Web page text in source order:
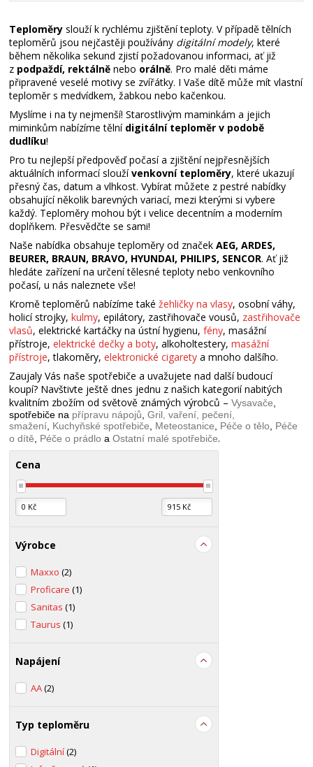
Teploměryslouží k rychlému zjištění teploty. V případě tělních
teploměrů jsou nejčastěji používány digitální modely, které
během několika sekund zjistí požadovanou informaci, ať již
z podpaždí, rektálně nebo orálně. Pro malé děti máme
připravené veselé motivy se zvířátky. I Vaše dítě může mít vlastní
teploměr s medvídkem, žabkou nebo kačenkou.
Myslíme i na ty nejmenší! Starostlivým maminkám a jejich
miminkům nabízíme tělní digitální teploměr v podobě
dudlíku!
Pro tu nejlepší předpověď počasí a zjištění nejpřesnějších
aktuálních informací sloužívenkovní teploměry, které ukazují
přesný čas, datum a vlhkost. Vybírat můžete z pestré nabídky
obsahující několik barevných variací, mezi kterými si vybere
každý. Teploměry mohou být i velice decentním a moderním
doplňkem. Přesvědčte se sami!
Naše nabídka obsahuje teploměry od značekAEG, ARDES,
BEURER, BRAUN, BRAVO, HYUNDAI, PHILIPS, SENCOR. Ať již
hledáte zařízení na určení tělesné teploty nebo venkovního
počasí, u nás naleznete vše!
Kromě teploměrů nabízíme takéžehličky na vlasy, osobní váhy,
holicí strojky,kulmy, epilátory, zastřihovače vousů, zastřihovače
vlasů, elektrické kartáčky na ústní hygienu,fény, masážní
přístroje,elektrické dečky a boty, alkoholtestery,masážní
přístroje, tlakoměry,elektronické cigarety a mnoho dalšího.
Zaujaly Vás naše spotřebiče a uvažujete nad další budoucí
koupí? Navštivte ještě dnes jednu z našich kategorií nabitých
kvalitním zbožím od světově známých výrobců –Vysavače
spotřebiče na přípravu nápojů ,Gril, vaření, pečení,
smažení Kuchyňské spotřebiče Meteostanice Péče o tělo Péče
o dítě
Péče o prádlo aOstatní malé spotřebiče.
Cena
Výrobce
Maxxo(2)
Proficare(1)
Sanitas(1)
Taurus(1)
Napájení
AA(2)
Typ teploměru
Digitální(2)